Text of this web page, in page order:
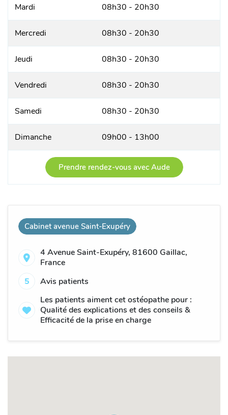
Cabinet avenue Saint-Exupéry
4 Avenue Saint-Exupéry, 81600 Gaillac,
France
5
Avis patients
Les patients aiment cet ostéopathe pour :
Qualité des explications et des conseils &
Efficacité de la prise en charge
Mardi 08h30 - 20h30
Mercredi 08h30 - 20h30
Jeudi 08h30 - 20h30
Vendredi 08h30 - 20h30
Samedi 08h30 - 20h30
Dimanche 09h00 - 13h00
Prendre rendez-vous avec Aude